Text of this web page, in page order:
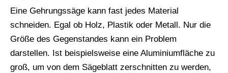
Eine Gehrungssäge kann fast jedes Material
schneiden. Egal ob Holz, Plastik oder Metall. Nur die
Größe des Gegenstandes kann ein Problem
darstellen. Ist beispielsweise eine Aluminiumfläche zu
groß, um von dem Sägeblatt zerschnitten zu werden,